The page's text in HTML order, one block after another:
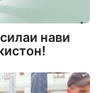
нави